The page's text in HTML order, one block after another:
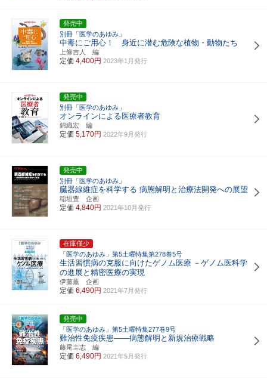
発売中
別冊「医学のあゆみ」
中毒にご用心！ 身近に潜む危険な植物・動物たち
上條吉人 編
定価 4,400円 2023年1月発行
発売中
別冊「医学のあゆみ」
オンラインによる医療者教育
錦織宏 編
定価 5,170円 2022年9月発行
発売中
別冊「医学のあゆみ」
臓器線維症を科学する 病態解明と治療法開発への展望
稲垣豊 企画
定価 4,840円 2021年10月発行
在庫僅少
「医学のあゆみ」第5土曜特集第278巻5号
生活習慣病の克服に向けたゲノム医療 －ゲノム医科学
の進展と精密医療の実現
伊藤薫 企画
定価 6,490円 2021年7月発行
発売中
「医学のあゆみ」第5土曜特集277巻9号
難治性免疫疾患――病態解明と新規治療戦略
藤尾圭志 編
定価 6,490円 2021年5月発行